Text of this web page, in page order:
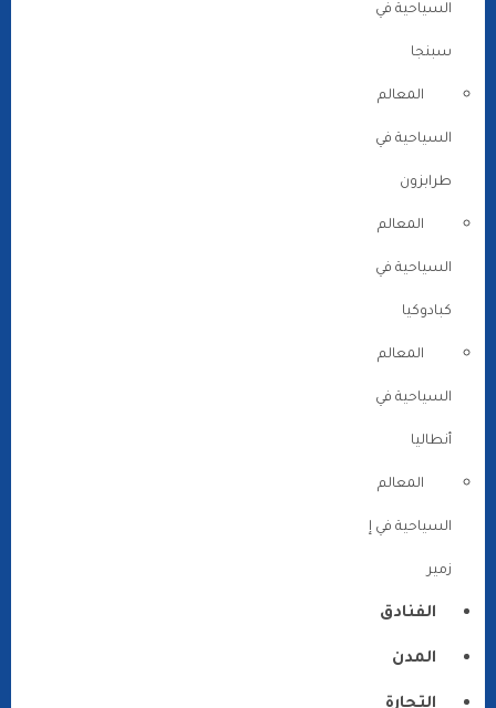
السياحية في
سبنجا
المعالم
السياحية في
طرابزون
المعالم
السياحية في
كبادوكيا
المعالم
السياحية في
أنطاليا
المعالم
السياحية في إ
زمير
الفنادق
المدن